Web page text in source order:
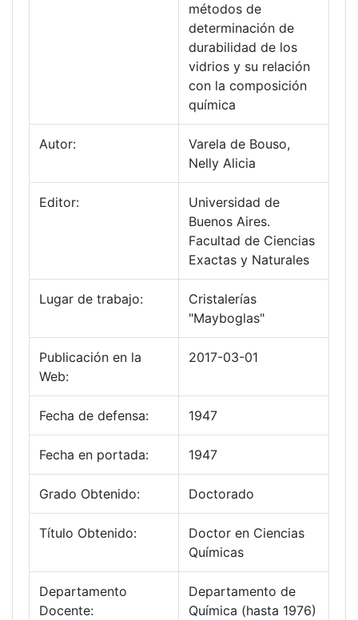
métodos de
determinación de
durabilidad de los
vidrios y su relación
con la composición
química
Autor:
Varela de Bouso,
Nelly Alicia
Editor:
Universidad de
Buenos Aires.
Facultad de Ciencias
Exactas y Naturales
Lugar de trabajo:
Cristalerías
"Mayboglas"
Publicación en la
Web:
2017-03-01
Fecha de defensa: 1947
Fecha en portada: 1947
Grado Obtenido: Doctorado
Título Obtenido:
Doctor en Ciencias
Químicas
Departamento
Docente:
Departamento de
Química (hasta 1976)